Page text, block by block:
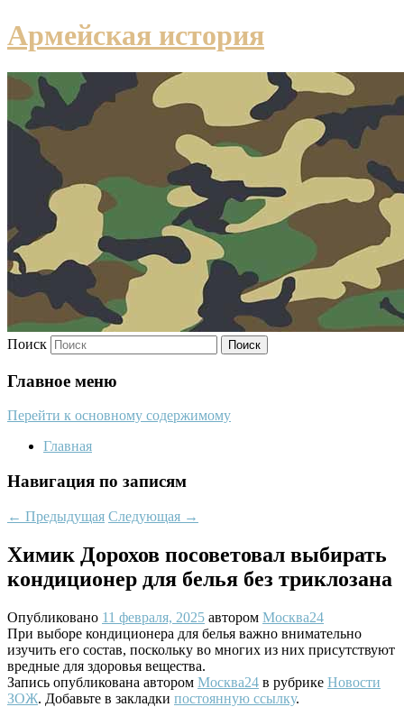
Армейская история
Поиск
Главное меню
Перейти к основному содержимому
Главная
Навигация по записям
← Предыдущая Следующая →
Химик Дорохов посоветовал выбирать
кондиционер для белья без триклозана
Опубликовано 11 февраля, 2025 автором Москва24
При выборе кондиционера для белья важно внимательно
изучить его состав, поскольку во многих из них присутствуют
вредные для здоровья вещества.
Запись опубликована автором Москва24 в рубрике Новости
ЗОЖ. Добавьте в закладки постоянную ссылку.